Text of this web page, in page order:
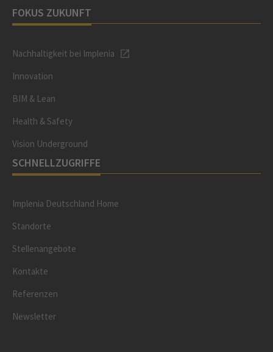
FOKUS ZUKUNFT
Nachhaltigkeit bei Implenia
Innovation
BIM & Lean
Health & Safety
Vision Underground
SCHNELLZUGRIFFE
Implenia Deutschland Home
Standorte
Stellenangebote
Kontakte
Referenzen
Newsletter